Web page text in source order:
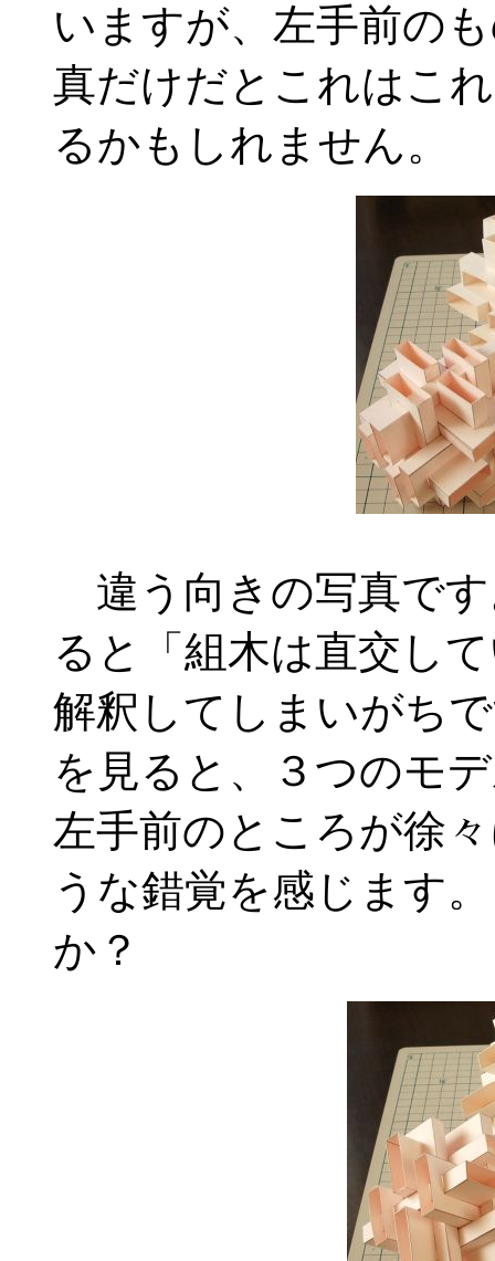
いますが、左手前の
真だけだとこれはこ
るかもしれません。
違う向きの写真で
ると「組木は直交し
解釈してしまいがち
を見ると、３つのモ
左手前のところが徐
うな錯覚を感じます
か？